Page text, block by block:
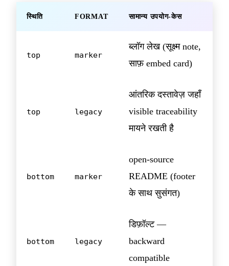
स्थिति FORMAT सामान्य उपयोग-केस
top marker
ब्लॉग लेख (सूक्ष्म note,
साफ़ embed card)
top legacy
आंतरिक दस्तावेज़ जहाँ
visible traceability
मायने रखती है
bottom marker
open-source
README (footer
के साथ सुसंगत)
bottom legacy
डिफ़ॉल्ट —
backward
compatible